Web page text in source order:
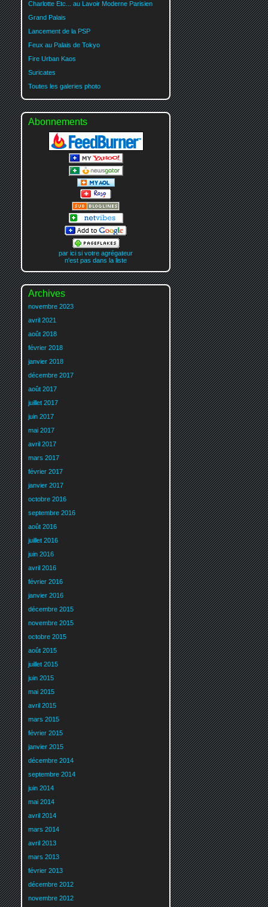
Charlotte Etc... au Lavoir Moderne Parisien
Grand Palais
Lancement de la PSP
Feux au Palais de Tokyo
Fire Urban Kaos
Suricates
Toutes les galeries photo
Abonnements
par ici si votre agrégateur
n'est pas dans la liste
Archives
novembre 2023
avril 2021
août 2018
février 2018
janvier 2018
décembre 2017
août 2017
juillet 2017
juin 2017
mai 2017
avril 2017
mars 2017
février 2017
janvier 2017
octobre 2016
septembre 2016
août 2016
juillet 2016
juin 2016
avril 2016
février 2016
janvier 2016
décembre 2015
novembre 2015
octobre 2015
août 2015
juillet 2015
juin 2015
mai 2015
avril 2015
mars 2015
février 2015
janvier 2015
décembre 2014
septembre 2014
juin 2014
mai 2014
avril 2014
mars 2014
avril 2013
mars 2013
février 2013
décembre 2012
novembre 2012